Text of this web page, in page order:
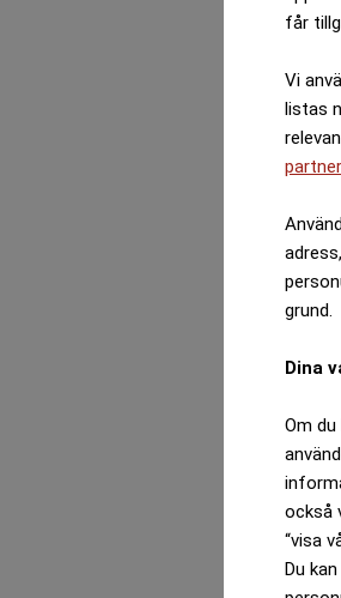
får
Vi
listas
grund.
Dina
Om
också
“visa
Du